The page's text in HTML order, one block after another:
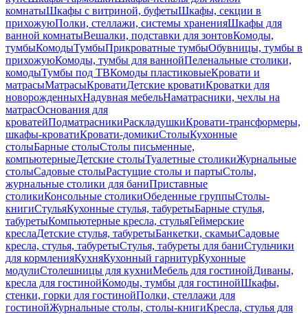
комнатыШкафы с витриной, буфетыШкафы, секции в
прихожуюПолки, стеллажи, системы храненияШкафы для
ванной комнатыВешалки, подставки для зонтовКомоды,
тумбыКомодыТумбыПрикроватные тумбыОбувницы, тумбы в
прихожуюКомоды, тумбы для ваннойПеленальные столики,
комодыТумбы под ТВКомоды пластиковыеКровати и
матрасыМатрасыКроватиДетские кроватиКроватки для
новорожденныхНадувная мебельНаматрасники, чехлы на
матрасОснования для
кроватейПодматрасникиРаскладушкиКровати-трансформеры,
шкафы-кроватиКровати-домикиСтолыКухонные
столыБарные столыСтолы письменные,
компьютерныеДетские столыТуалетные столикиЖурнальные
столыСадовые столыРастущие столы и партыСтолы,
журнальные столики для баниПриставные
столикиКонсольные столикиОбеденные группыСтолы-
книгиСтульяКухонные стулья, табуретыБарные стулья,
табуретыКомпьютерные кресла, стульяГеймерские
креслаДетские стулья, табуретыБанкетки, скамьиСадовые
кресла, стулья, табуретыСтулья, табуреты для баниСтульчики
для кормленияКухняКухонный гарнитурКухонные
модулиСтолешницы для кухниМебель для гостинойДиваны,
кресла для гостинойКомоды, тумбы для гостинойШкафы,
стенки, горки для гостинойПолки, стеллажи для
гостинойЖурнальные столы, столы-книгиКресла, стулья для